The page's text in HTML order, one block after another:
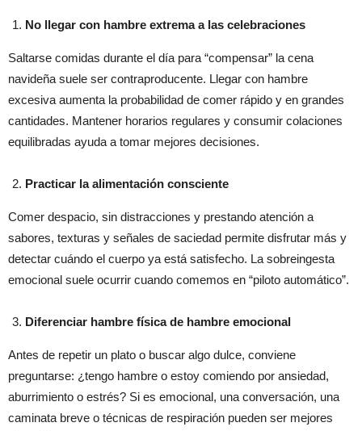
No llegar con hambre extrema a las celebraciones
Saltarse comidas durante el día para “compensar” la cena
navideña suele ser contraproducente. Llegar con hambre
excesiva aumenta la probabilidad de comer rápido y en grandes
cantidades. Mantener horarios regulares y consumir colaciones
equilibradas ayuda a tomar mejores decisiones.
Practicar la alimentación consciente
Comer despacio, sin distracciones y prestando atención a
sabores, texturas y señales de saciedad permite disfrutar más y
detectar cuándo el cuerpo ya está satisfecho. La sobreingesta
emocional suele ocurrir cuando comemos en “piloto automático”.
Diferenciar hambre física de hambre emocional
Antes de repetir un plato o buscar algo dulce, conviene
preguntarse: ¿tengo hambre o estoy comiendo por ansiedad,
aburrimiento o estrés? Si es emocional, una conversación, una
caminata breve o técnicas de respiración pueden ser mejores